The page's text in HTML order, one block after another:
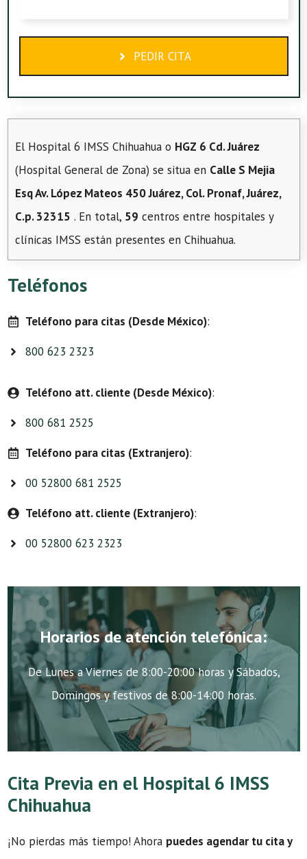
PEDIR CITA
El Hospital 6 IMSS Chihuahua o HGZ 6 Cd. Juárez
(Hospital General de Zona) se situa en Calle S Mejia
Esq Av. López Mateos 450 Juárez, Col. Pronaf, Juárez,
C.p. 32315 . En total, 59 centros entre hospitales y
clínicas IMSS están presentes en Chihuahua.
Teléfonos
Teléfono para citas (Desde México):
800 623 2323
Teléfono att. cliente (Desde México):
800 681 2525
Teléfono para citas (Extranjero):
00 52800 681 2525
Teléfono att. cliente (Extranjero):
00 52800 623 2323
Horarios de atención telefónica:
De Lunes a Viernes de 8:00-20:00 horas y Sábados,
Domingos y festivos de 8:00-14:00 horas.
Cita Previa en el Hospital 6 IMSS
Chihuahua
¡No pierdas más tiempo! Ahora puedes agendar tu cita y